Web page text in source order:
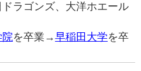
ラゴンズ、大洋ホエール
院を卒業→早稲田大学を卒